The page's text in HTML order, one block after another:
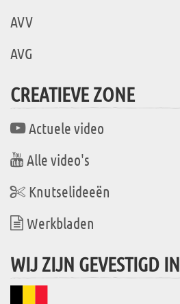
AVV
AVG
CREATIEVE ZONE
Actuele video
Alle video's
Knutselideeën
Werkbladen
WIJ ZIJN GEVESTIGD IN